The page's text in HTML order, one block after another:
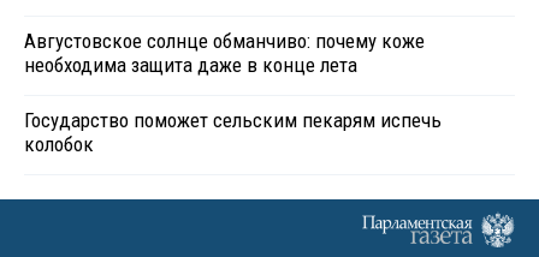
Августовское солнце обманчиво: почему коже
необходима защита даже в конце лета
Государство поможет сельским пекарям испечь
колобок